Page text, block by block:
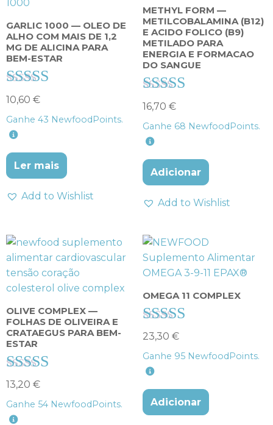
GARLIC 1000 — OLEO DE
ALHO COM MAIS DE 1,2
MG DE ALICINA PARA
BEM-ESTAR
Avaliação
4.20
de 5
10,60 €
Ganhe 43 NewfoodPoints.
Ler mais
Add to Wishlist
METHYL FORM —
METILCOBALAMINA (B12)
E ACIDO FOLICO (B9)
METILADO PARA
ENERGIA E FORMACAO
DO SANGUE
Avaliação
4.00
de 5
16,70 €
Ganhe 68 NewfoodPoints.
Adicionar
Add to Wishlist
OLIVE COMPLEX —
FOLHAS DE OLIVEIRA E
CRATAEGUS PARA BEM-
ESTAR
Avaliação
4.40
de 5
13,20 €
Ganhe 54 NewfoodPoints.
OMEGA 11 COMPLEX
Avaliação
4.00
de 5
23,30 €
Ganhe 95 NewfoodPoints.
Adicionar